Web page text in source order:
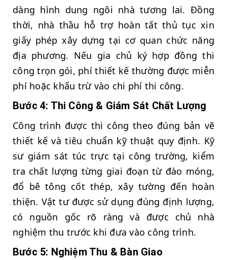
dàng hình dung ngôi nhà tương lai. Đồng
thời, nhà thầu hỗ trợ hoàn tất thủ tục xin
giấy phép xây dựng tại cơ quan chức năng
địa phương. Nếu gia chủ ký hợp đồng thi
công trọn gói, phí thiết kế thường được miễn
phí hoặc khấu trừ vào chi phí thi công.
Bước 4: Thi Công & Giám Sát Chất Lượng
Công trình được thi công theo đúng bản vẽ
thiết kế và tiêu chuẩn kỹ thuật quy định. Kỹ
sư giám sát túc trực tại công trường, kiểm
tra chất lượng từng giai đoạn từ đào móng,
đổ bê tông cốt thép, xây tường đến hoàn
thiện. Vật tư được sử dụng đúng định lượng,
có nguồn gốc rõ ràng và được chủ nhà
nghiệm thu trước khi đưa vào công trình.
Bước 5: Nghiệm Thu & Bàn Giao